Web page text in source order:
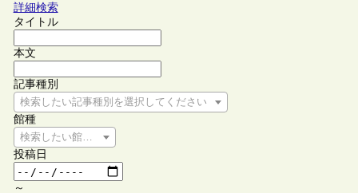
詳細検索
タイトル
本文
記事種別
検索したい記事種別を選択してください
館種
検索したい館種を選択してください
投稿日
～